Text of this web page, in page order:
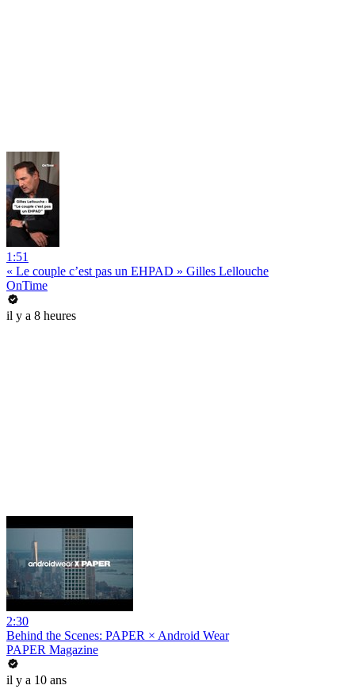
1:51
« Le couple c’est pas un EHPAD » Gilles Lellouche
OnTime
il y a 8 heures
2:30
Behind the Scenes: PAPER × Android Wear
PAPER Magazine
il y a 10 ans